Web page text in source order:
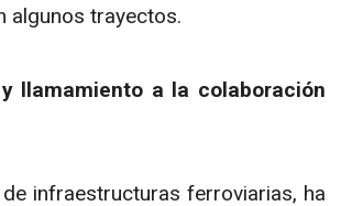
algunos trayectos.
llamamiento a la colaboración
infraestructuras ferroviarias, ha